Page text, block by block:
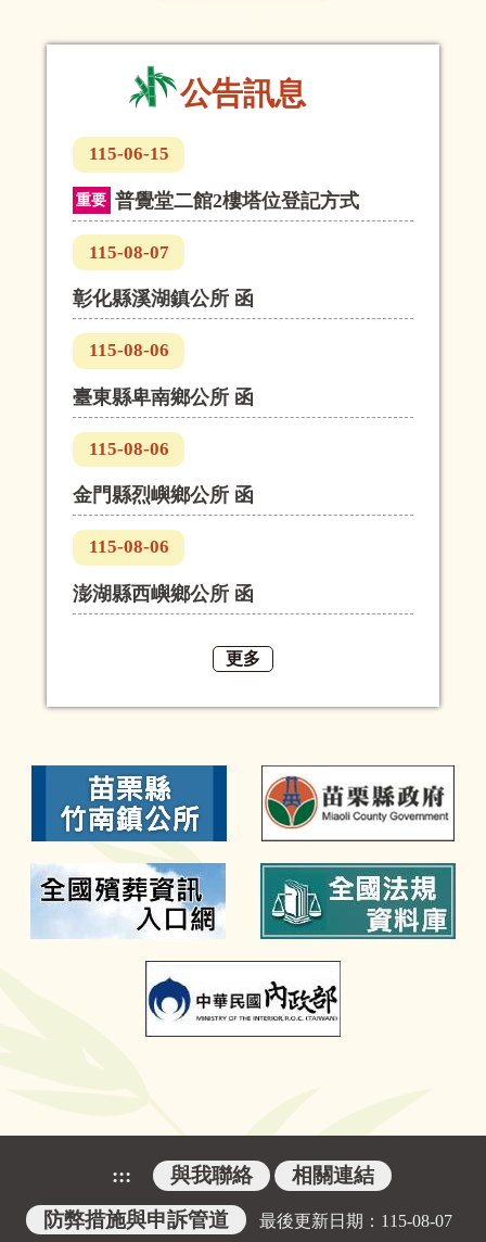
公告訊息
115-06-15
重要 普覺堂二館2樓塔位登記方式
115-08-07
彰化縣溪湖鎮公所 函
115-08-06
臺東縣卑南鄉公所 函
115-08-06
金門縣烈嶼鄉公所 函
115-08-06
澎湖縣西嶼鄉公所 函
更多
::: 與我聯絡
相關連結
防弊措施與申訴管道
最後更新日期： 115-08-07